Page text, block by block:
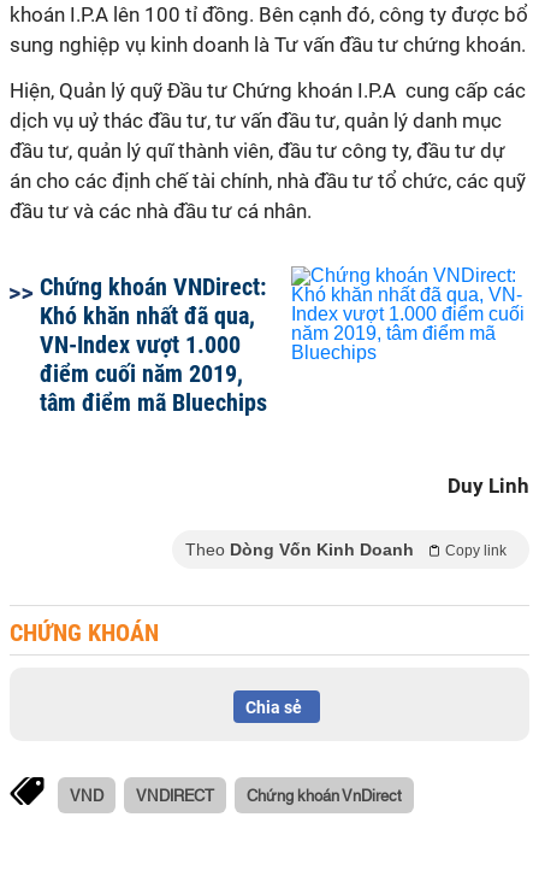
khoán I.P.A lên 100 tỉ đồng. Bên cạnh đó, công ty được bổ
sung nghiệp vụ kinh doanh là Tư vấn đầu tư chứng khoán.
Hiện, Quản lý quỹ Đầu tư Chứng khoán I.P.A cung cấp các
dịch vụ uỷ thác đầu tư, tư vấn đầu tư, quản lý danh mục
đầu tư, quản lý quĩ thành viên, đầu tư công ty, đầu tư dự
án cho các định chế tài chính, nhà đầu tư tổ chức, các quỹ
đầu tư và các nhà đầu tư cá nhân.
Chứng khoán VNDirect:
Khó khăn nhất đã qua,
VN-Index vượt 1.000
điểm cuối năm 2019,
tâm điểm mã Bluechips
Duy Linh
Theo Dòng Vốn Kinh Doanh Copy link
CHỨNG KHOÁN
Chia sẻ
VND VNDIRECT Chứng khoán VnDirect